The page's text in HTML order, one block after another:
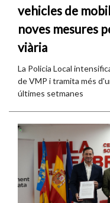
vehicles de
noves mesures
viària
La Policia Local
de VMP i tramita més
últimes setmanes